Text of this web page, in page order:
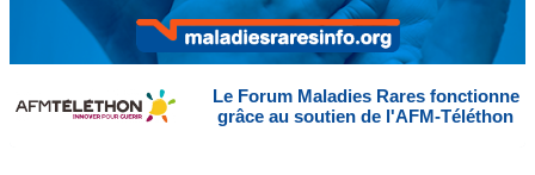
Le Forum Maladies Rares fonctionne
grâce au soutien de l'AFM-Téléthon